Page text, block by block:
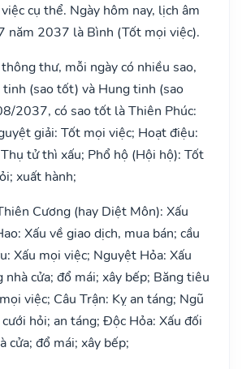
cụ thể. Ngày hôm nay, lịch âm
năm 2037 là Bình (Tốt mọi việc).
thư, mỗi ngày có nhiều sao,
(sao tốt) và Hung tinh (sao
2037, có sao tốt là Thiên Phúc:
giải: Tốt mọi việc; Hoạt điệu:
tử thì xấu; Phổ hộ (Hội hộ): Tốt
xuất hành;
Cương (hay Diệt Môn): Xấu
Xấu về giao dịch, mua bán; cầu
Xấu mọi việc; Nguyệt Hỏa: Xấu
nhà cửa; đổ mái; xây bếp; Băng tiêu
việc; Câu Trận: Kỵ an táng; Ngũ
hỏi; an táng; Độc Hỏa: Xấu đối
cửa; đổ mái; xây bếp;